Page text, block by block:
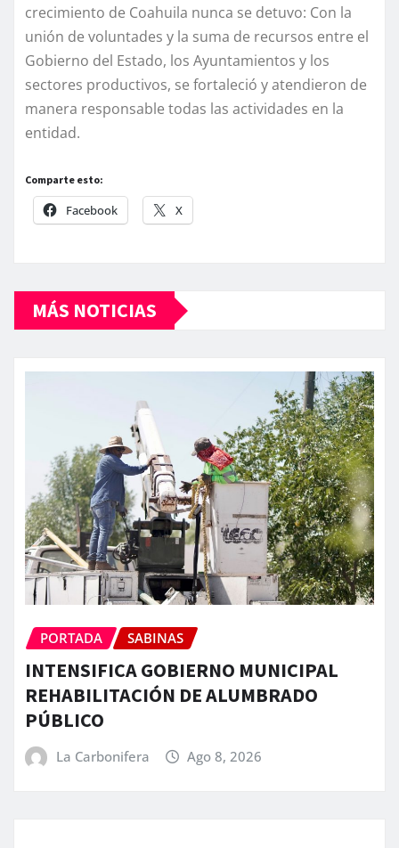
crecimiento de Coahuila nunca se detuvo: Con la
unión de voluntades y la suma de recursos entre el
Gobierno del Estado, los Ayuntamientos y los
sectores productivos, se fortaleció y atendieron de
manera responsable todas las actividades en la
entidad.
Comparte esto:
Facebook X
MÁS NOTICIAS
PORTADA SABINAS
INTENSIFICA GOBIERNO MUNICIPAL
REHABILITACIÓN DE ALUMBRADO
PÚBLICO
La Carbonifera Ago 8, 2026